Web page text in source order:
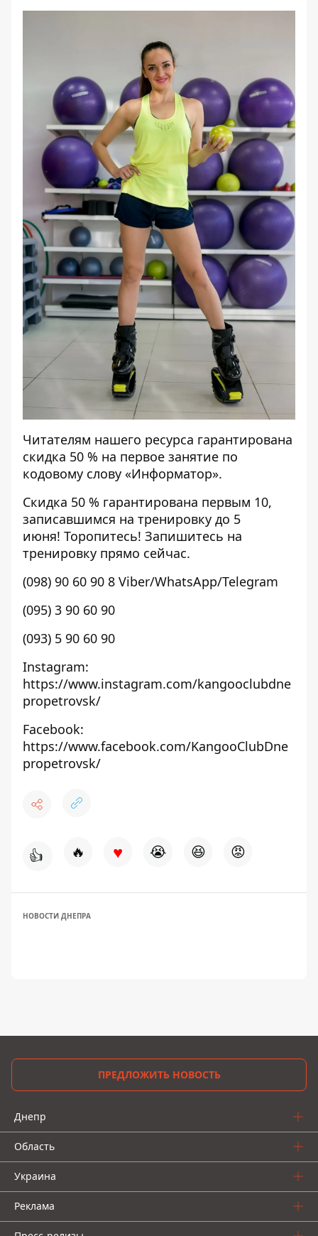
Читателям нашего ресурса гарантирована
скидка 50 % на первое занятие по
кодовому слову «Информатор».
Скидка 50 % гарантирована первым 10,
записавшимся на тренировку до 5
июня! Торопитесь! Запишитесь на
тренировку прямо сейчас.
(098) 90 60 90 8 Viber/WhatsApp/Telegram
(095) 3 90 60 90
(093) 5 90 60 90
Instagram:
https://www.instagram.com/kangooclubdne
propetrovsk/
Facebook:
https://www.facebook.com/KangooClubDne
propetrovsk/
👍 🔥 ♥ 😭 😆 😡
НОВОСТИ ДНЕПРА
ПРЕДЛОЖИТЬ НОВОСТЬ
Днепр
Область
Украина
Реклама